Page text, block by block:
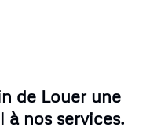
de Louer une
à nos services.